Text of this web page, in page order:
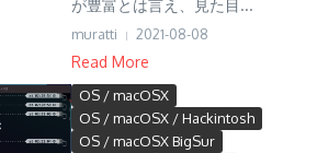
が豊富とは言え、見た目...
muratti 2021-08-08
Read More
OS / macOSX
OS / macOSX / Hackintosh
OS / macOSX BigSur